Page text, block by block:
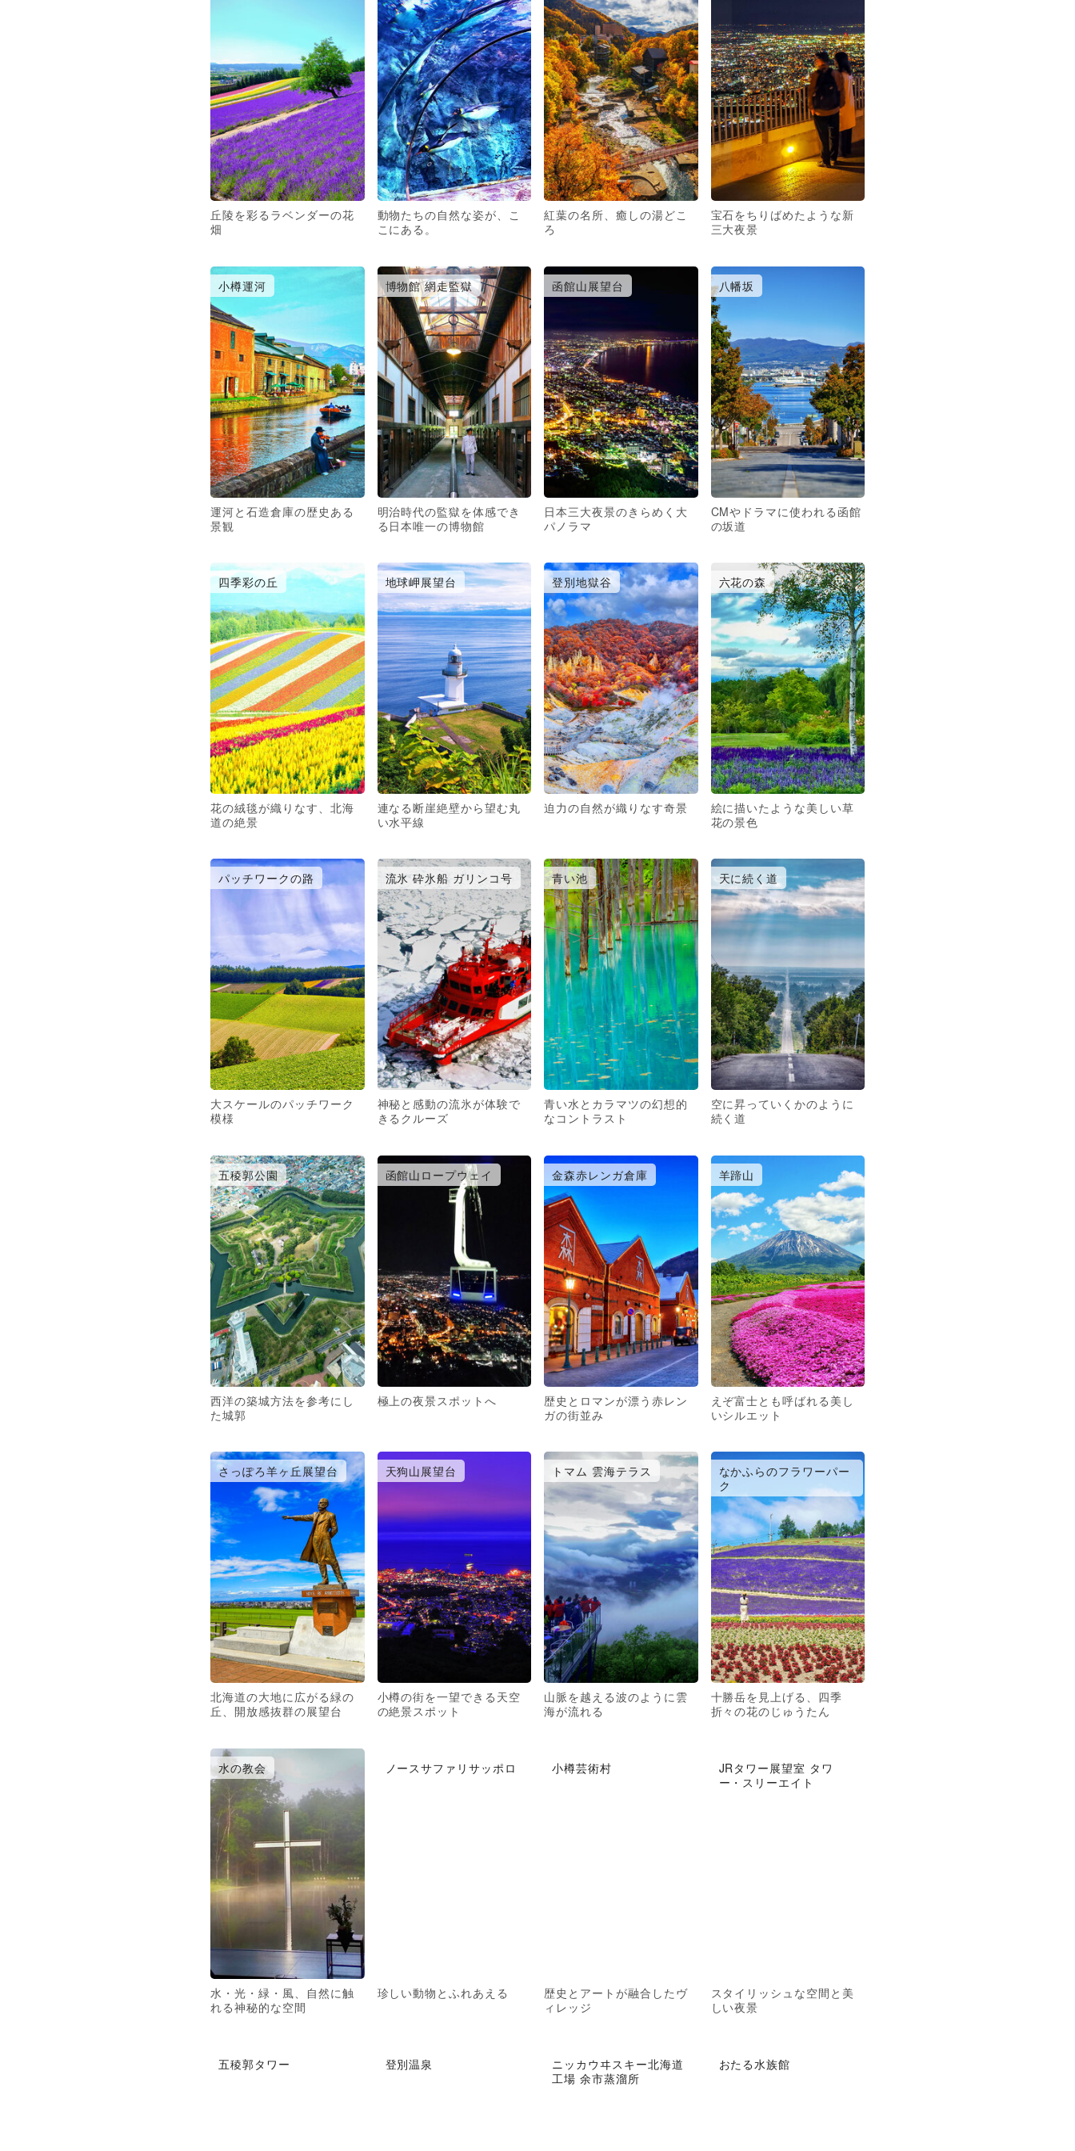
丘陵を彩るラベンダーの花
畑
動物たちの自然な姿が、こ
こにある。
紅葉の名所、癒しの湯どこ
ろ
宝石をちりばめたような新
三大夜景
小樽運河
運河と石造倉庫の歴史ある
景観
博物館 網走監獄
明治時代の監獄を体感でき
る日本唯一の博物館
函館山展望台
日本三大夜景のきらめく大
パノラマ
八幡坂
CMやドラマに使われる函館
の坂道
四季彩の丘
花の絨毯が織りなす、北海
道の絶景
地球岬展望台
連なる断崖絶壁から望む丸
い水平線
登別地獄谷
迫力の自然が織りなす奇景
六花の森
絵に描いたような美しい草
花の景色
パッチワークの路
大スケールのパッチワーク
模様
流氷 砕氷船 ガリンコ号
神秘と感動の流氷が体験で
きるクルーズ
青い池
青い水とカラマツの幻想的
なコントラスト
天に続く道
空に昇っていくかのように
続く道
五稜郭公園
西洋の築城方法を参考にし
た城郭
函館山ロープウェイ
極上の夜景スポットへ
金森赤レンガ倉庫
歴史とロマンが漂う赤レン
ガの街並み
羊蹄山
えぞ富士とも呼ばれる美し
いシルエット
さっぽろ羊ヶ丘展望台
北海道の大地に広がる緑の
丘、開放感抜群の展望台
天狗山展望台
小樽の街を一望できる天空
の絶景スポット
トマム 雲海テラス
山脈を越える波のように雲
海が流れる
なかふらのフラワーパー
ク
十勝岳を見上げる、四季
折々の花のじゅうたん
水の教会
水・光・緑・風、自然に触
れる神秘的な空間
ノースサファリサッポロ
珍しい動物とふれあえる
小樽芸術村
歴史とアートが融合したヴ
ィレッジ
JRタワー展望室 タワ
ー・スリーエイト
スタイリッシュな空間と美
しい夜景
五稜郭タワー 登別温泉
ニッカウヰスキー北海道
工場 余市蒸溜所
おたる水族館